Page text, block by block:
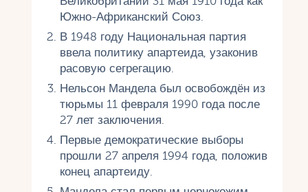
Южно-Африканский Союз.
В 1948 году Национальная партия
ввела политику апартеида, узаконив
расовую сегрегацию.
Нельсон Мандела был освобождён из
тюрьмы 11 февраля 1990 года после
27 лет заключения.
Первые демократические выборы
прошли 27 апреля 1994 года, положив
конец апартеиду.